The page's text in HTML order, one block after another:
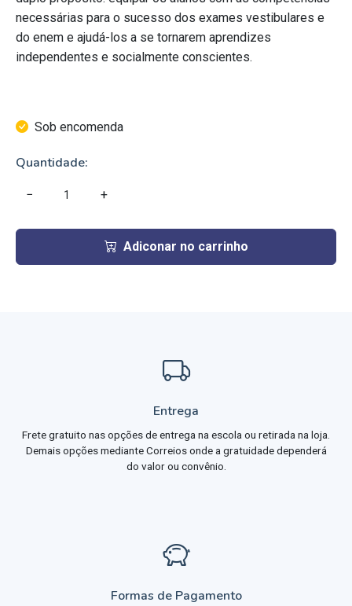
necessárias para o sucesso dos exames vestibulares e
do enem e ajudá-los a se tornarem aprendizes
independentes e socialmente conscientes.
Sob encomenda
Quantidade:
− +
Adiconar no carrinho
Entrega
Frete gratuito nas opções de entrega na escola ou retirada na loja.
Demais opções mediante Correios onde a gratuidade dependerá
do valor ou convênio.
Formas de Pagamento